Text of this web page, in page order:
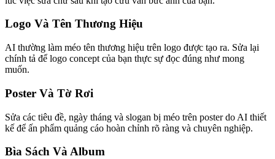
Logo Và Tên Thương Hiệu
AI thường làm méo tên thương hiệu trên logo được tạo ra. Sửa lại
chính tả để logo concept của bạn thực sự đọc đúng như mong
muốn.
Poster Và Tờ Rơi
Sửa các tiêu đề, ngày tháng và slogan bị méo trên poster do AI thiết
kế để ấn phẩm quảng cáo hoàn chỉnh rõ ràng và chuyên nghiệp.
Bìa Sách Và Album